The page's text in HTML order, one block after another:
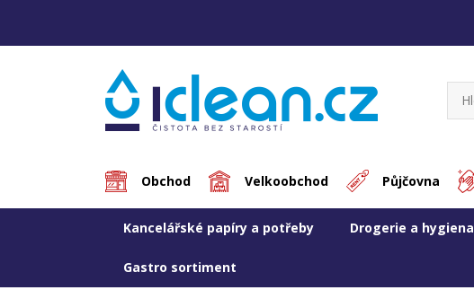
Obchod Velkoobchod Půjčovna
Kancelářské papíry a potřeby Drogerie a hygiena
Gastro sortiment